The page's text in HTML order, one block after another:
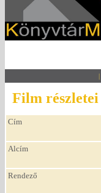
|
Film részletei
Cím
Alcím
Rendező